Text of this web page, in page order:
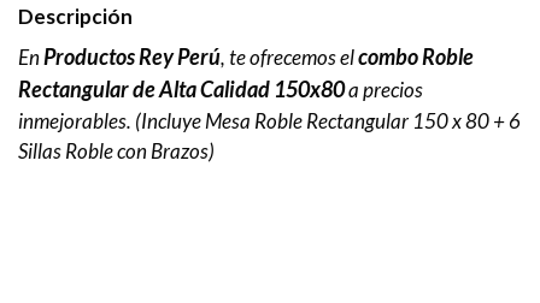
Descripción
EnProductos Rey Perú, te ofrecemos elcombo Roble
Rectangular de Alta Calidad 150x80a precios
inmejorables. (Incluye Mesa Roble Rectangular 150 x 80 + 6
Sillas Roble con Brazos)